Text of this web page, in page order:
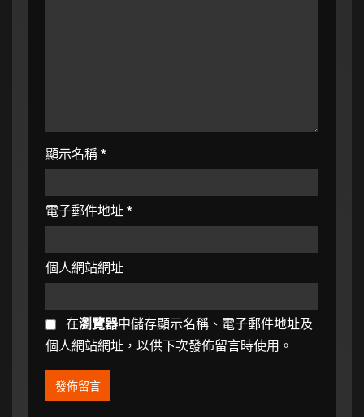
顯示名稱 *
電子郵件地址 *
個人網站網址
在瀏覽器中儲存顯示名稱、電子郵件地址及
個人網站網址，以供下次發佈留言時使用。